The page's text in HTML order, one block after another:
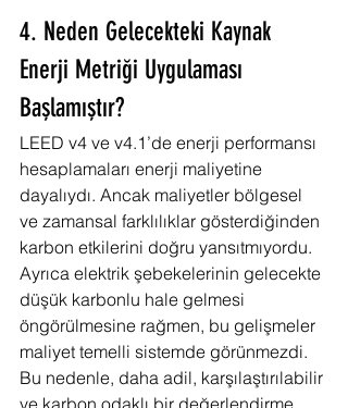
4. Neden Gelecekteki Kaynak
Enerji Metriği Uygulaması
Başlamıştır?
LEED v4 ve v4.1’de enerji performansı
hesaplamaları enerji maliyetine
dayalıydı. Ancak maliyetler bölgesel
ve zamansal farklılıklar gösterdiğinden
karbon etkilerini doğru yansıtmıyordu.
Ayrıca elektrik şebekelerinin gelecekte
düşük karbonlu hale gelmesi
öngörülmesine rağmen, bu gelişmeler
maliyet temelli sistemde görünmezdi.
Bu nedenle, daha adil, karşılaştırılabilir
ve karbon odaklı bir değerlendirme